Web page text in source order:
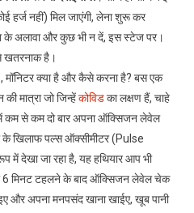
हर्ज नहीं) मिल जाएंगी, लेना शुरू कर
के अलावा और कुछ भी न दें, इस स्टेज पर।
खतरनाक है।
मॉनिटर क्या है और कैसे करना है? बस एक
मात्रा जो जिन्हेंकोविडका लक्षण हैं, चाहे
में कम से कम दो बार अपना ऑक्सिजन लेवेल
के खिलाफ पल्स ऑक्सीमीटर (Pulse
देखा जा रहा है, यह हथियार आप भी
मिनट टहलने के बाद ऑक्सिजन लेवेल चेक
और अपना मनपसंद खाना खाईए, खूब पानी